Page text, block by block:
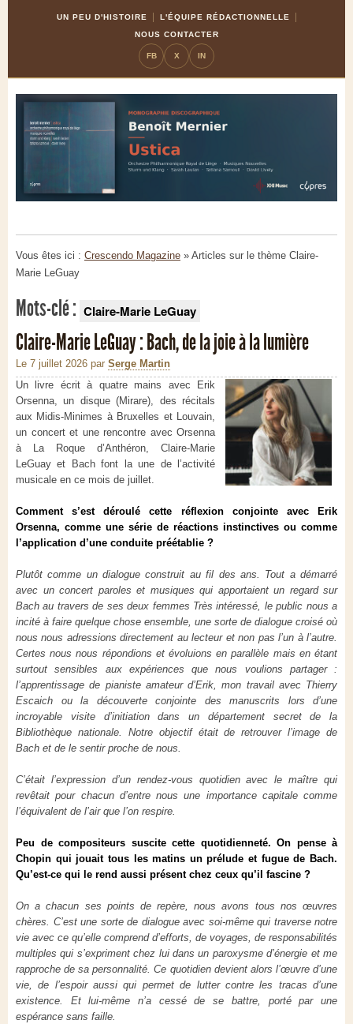
UN PEU D'HISTOIRE
L'ÉQUIPE RÉDACTIONNELLE
NOUS CONTACTER
FB X IN
Vous êtes ici : Crescendo Magazine » Articles sur le thème Claire-
Marie LeGuay
Mots-clé : Claire-Marie LeGuay
Claire-Marie LeGuay : Bach, de la joie à la lumière
Le 7 juillet 2026 par Serge Martin
Un livre écrit à quatre mains avec Erik
Orsenna, un disque (Mirare), des récitals
aux Midis-Minimes à Bruxelles et Louvain,
un concert et une rencontre avec Orsenna
à La Roque d’Anthéron, Claire-Marie
LeGuay et Bach font la une de l’activité
musicale en ce mois de juillet.
Comment s’est déroulé cette réflexion conjointe avec Erik
Orsenna, comme une série de réactions instinctives ou comme
l’application d’une conduite préétablie ?
Plutôt comme un dialogue construit au fil des ans. Tout a démarré
avec un concert paroles et musiques qui apportaient un regard sur
Bach au travers de ses deux femmes Très intéressé, le public nous a
incité à faire quelque chose ensemble, une sorte de dialogue croisé où
nous nous adressions directement au lecteur et non pas l’un à l’autre.
Certes nous nous répondions et évoluions en parallèle mais en étant
surtout sensibles aux expériences que nous voulions partager :
l’apprentissage de pianiste amateur d’Erik, mon travail avec Thierry
Escaich ou la découverte conjointe des manuscrits lors d’une
incroyable visite d’initiation dans un département secret de la
Bibliothèque nationale. Notre objectif était de retrouver l’image de
Bach et de le sentir proche de nous.
C’était l’expression d’un rendez-vous quotidien avec le maître qui
revêtait pour chacun d’entre nous une importance capitale comme
l’équivalent de l’air que l’on respire.
Peu de compositeurs suscite cette quotidienneté. On pense à
Chopin qui jouait tous les matins un prélude et fugue de Bach.
Qu’est-ce qui le rend aussi présent chez ceux qu’il fascine ?
On a chacun ses points de repère, nous avons tous nos œuvres
chères. C’est une sorte de dialogue avec soi-même qui traverse notre
vie avec ce qu’elle comprend d’efforts, de voyages, de responsabilités
multiples qui s’expriment chez lui dans un paroxysme d’énergie et me
rapproche de sa personnalité. Ce quotidien devient alors l’œuvre d’une
vie, de l’espoir aussi qui permet de lutter contre les tracas d’une
existence. Et lui-même n’a cessé de se battre, porté par une
espérance sans faille.